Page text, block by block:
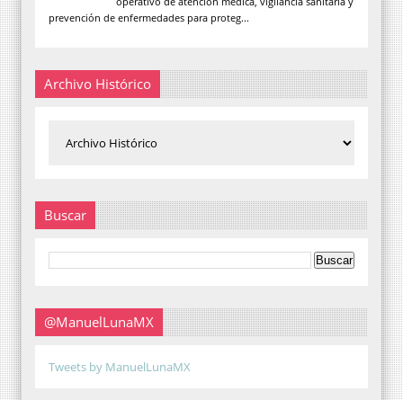
prevención de enfermedades para proteg...
Archivo Histórico
Buscar
@ManuelLunaMX
Tweets by ManuelLunaMX